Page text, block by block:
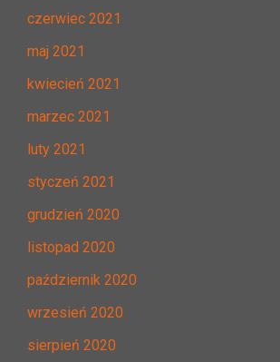
czerwiec 2021
maj 2021
kwiecień 2021
marzec 2021
luty 2021
styczeń 2021
grudzień 2020
listopad 2020
październik 2020
wrzesień 2020
sierpień 2020